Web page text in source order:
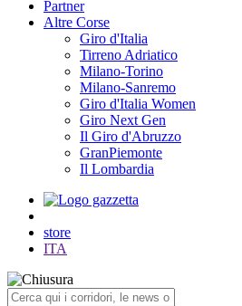
Partner
Altre Corse
Giro d'Italia
Tirreno Adriatico
Milano-Torino
Milano-Sanremo
Giro d'Italia Women
Giro Next Gen
Il Giro d'Abruzzo
GranPiemonte
Il Lombardia
store
ITA